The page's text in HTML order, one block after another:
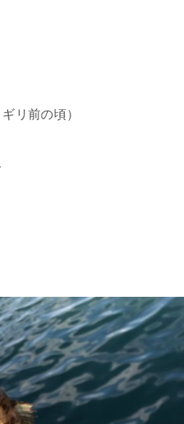
リ前の頃）